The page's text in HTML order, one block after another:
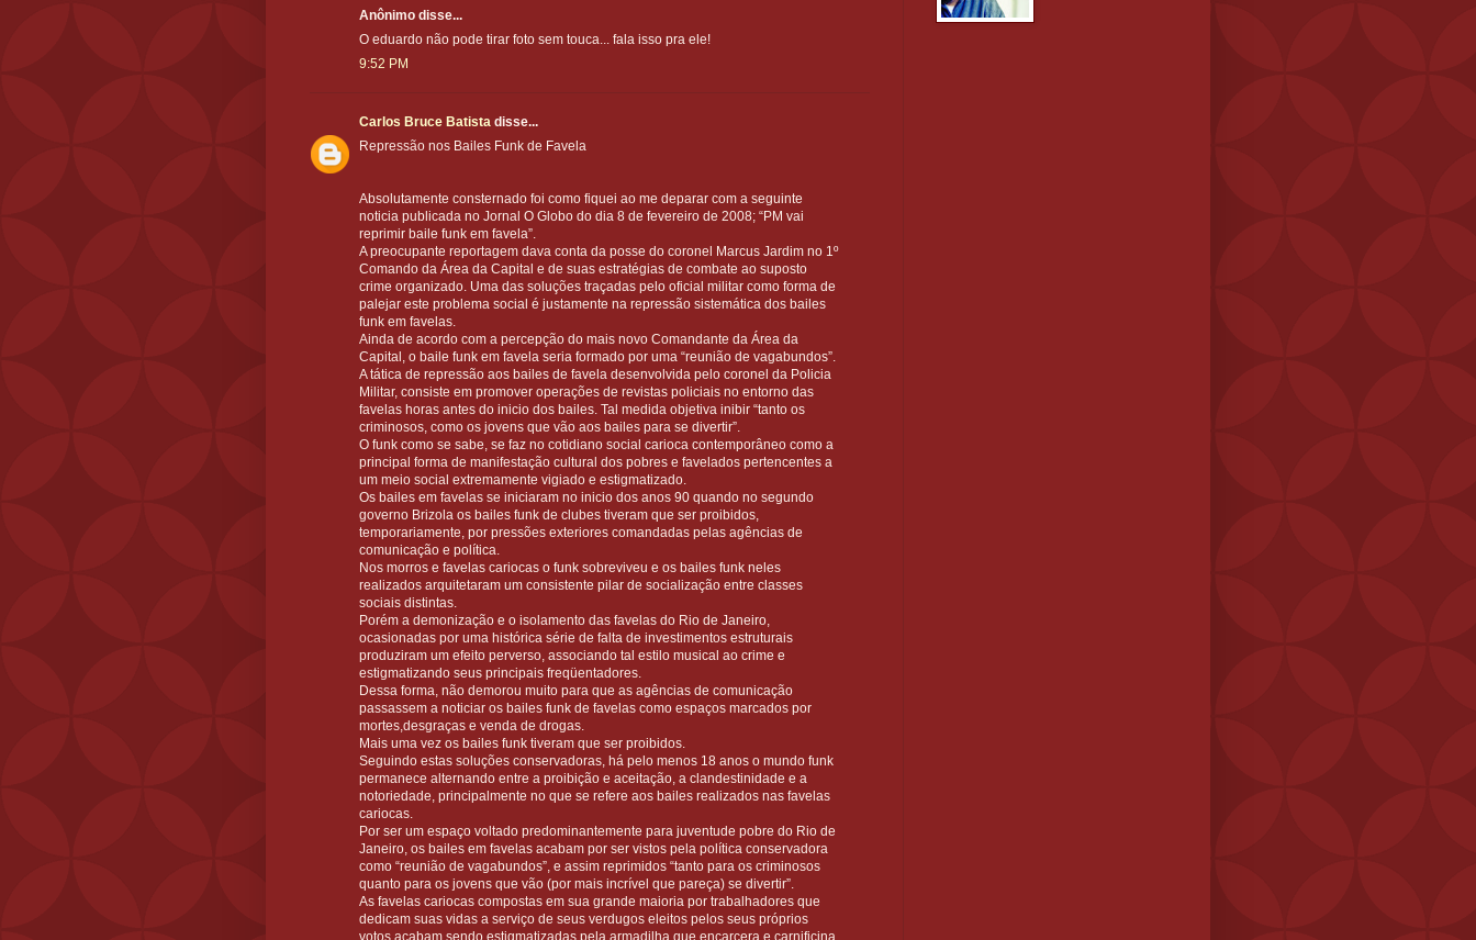
Anônimo disse...
O eduardo não pode tirar foto sem touca... fala isso pra ele!
9:52 PM
Carlos Bruce Batista disse...
Repressão nos Bailes Funk de Favela
Absolutamente consternado foi como fiquei ao me deparar com a seguinte
noticia publicada no Jornal O Globo do dia 8 de fevereiro de 2008; “PM vai
reprimir baile funk em favela”.
A preocupante reportagem dava conta da posse do coronel Marcus Jardim no 1º
Comando da Área da Capital e de suas estratégias de combate ao suposto
crime organizado. Uma das soluções traçadas pelo oficial militar como forma de
palejar este problema social é justamente na repressão sistemática dos bailes
funk em favelas.
Ainda de acordo com a percepção do mais novo Comandante da Área da
Capital, o baile funk em favela seria formado por uma “reunião de vagabundos”.
A tática de repressão aos bailes de favela desenvolvida pelo coronel da Policia
Militar, consiste em promover operações de revistas policiais no entorno das
favelas horas antes do inicio dos bailes. Tal medida objetiva inibir “tanto os
criminosos, como os jovens que vão aos bailes para se divertir”.
O funk como se sabe, se faz no cotidiano social carioca contemporâneo como a
principal forma de manifestação cultural dos pobres e favelados pertencentes a
um meio social extremamente vigiado e estigmatizado.
Os bailes em favelas se iniciaram no inicio dos anos 90 quando no segundo
governo Brizola os bailes funk de clubes tiveram que ser proibidos,
temporariamente, por pressões exteriores comandadas pelas agências de
comunicação e política.
Nos morros e favelas cariocas o funk sobreviveu e os bailes funk neles
realizados arquitetaram um consistente pilar de socialização entre classes
sociais distintas.
Porém a demonização e o isolamento das favelas do Rio de Janeiro,
ocasionadas por uma histórica série de falta de investimentos estruturais
produziram um efeito perverso, associando tal estilo musical ao crime e
estigmatizando seus principais freqüentadores.
Dessa forma, não demorou muito para que as agências de comunicação
passassem a noticiar os bailes funk de favelas como espaços marcados por
mortes,desgraças e venda de drogas.
Mais uma vez os bailes funk tiveram que ser proibidos.
Seguindo estas soluções conservadoras, há pelo menos 18 anos o mundo funk
permanece alternando entre a proibição e aceitação, a clandestinidade e a
notoriedade, principalmente no que se refere aos bailes realizados nas favelas
cariocas.
Por ser um espaço voltado predominantemente para juventude pobre do Rio de
Janeiro, os bailes em favelas acabam por ser vistos pela política conservadora
como “reunião de vagabundos”, e assim reprimidos “tanto para os criminosos
quanto para os jovens que vão (por mais incrível que pareça) se divertir”.
As favelas cariocas compostas em sua grande maioria por trabalhadores que
dedicam suas vidas a serviço de seus verdugos eleitos pelos seus próprios